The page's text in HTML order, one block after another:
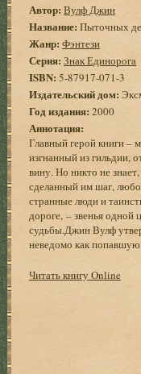
Автор: Вулф Джин
Название: Пыточных
Жанр: Фэнтези
Серия: Знак Единорога
ISBN:5-87917-071-3
Издательский дом:
Год издания: 2000
Аннотация:
Главный герой книги –
изгнанный из гильдии,
вину. Но никто не
сделанный им шаг,
странные люди и
дороге, – звенья одной
судьбы.Джин Вулф
неведомо как
Читать книгу Online